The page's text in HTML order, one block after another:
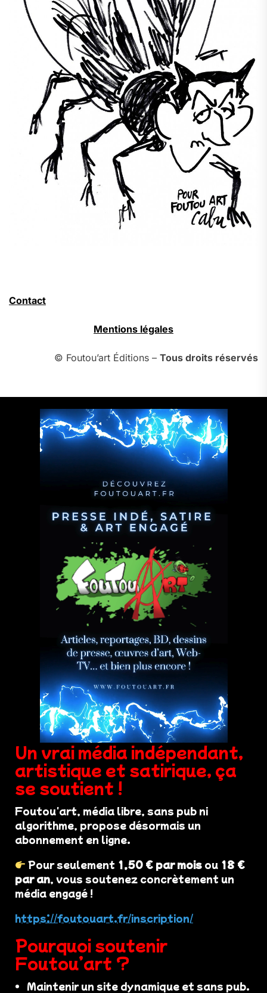
Contact
Mentions légales
© Foutou’art Éditions – Tous droits réservés
Un vrai média indépendant,
artistique et satirique, ça
se soutient !
Foutou'art, média libre, sans pub ni
algorithme, propose désormais un
abonnement en ligne.
Pour seulement 1,50 € par mois ou 18 €
par an, vous soutenez concrètement un
média engagé !
https://foutouart.fr/inscription/
Pourquoi soutenir
Foutou’art ?
Maintenir un site dynamique et sans pub.